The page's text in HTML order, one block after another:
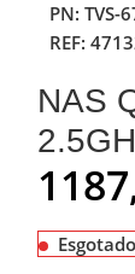
PN: TVS-
REF:
NAS
Esgotado